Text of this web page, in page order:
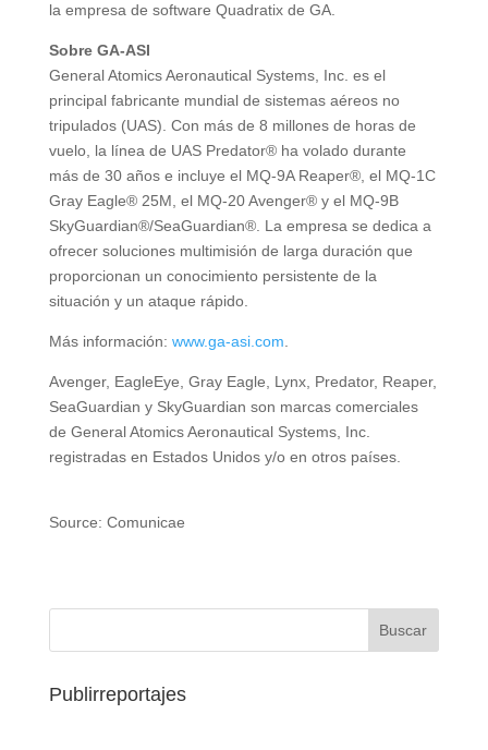
la empresa de software Quadratix de GA.
Sobre GA-ASI
General Atomics Aeronautical Systems, Inc. es el
principal fabricante mundial de sistemas aéreos no
tripulados (UAS). Con más de 8 millones de horas de
vuelo, la línea de UAS Predator® ha volado durante
más de 30 años e incluye el MQ-9A Reaper®, el MQ-1C
Gray Eagle® 25M, el MQ-20 Avenger® y el MQ-9B
SkyGuardian®/SeaGuardian®. La empresa se dedica a
ofrecer soluciones multimisión de larga duración que
proporcionan un conocimiento persistente de la
situación y un ataque rápido.
Más información: www.ga-asi.com.
Avenger, EagleEye, Gray Eagle, Lynx, Predator, Reaper,
SeaGuardian y SkyGuardian son marcas comerciales
de General Atomics Aeronautical Systems, Inc.
registradas en Estados Unidos y/o en otros países.
Source: Comunicae
Publirreportajes